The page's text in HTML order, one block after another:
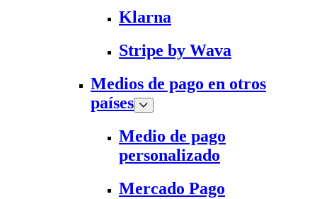
Klarna
Stripe by Wava
Medios de pago en otros
países
Medio de pago
personalizado
Mercado Pago